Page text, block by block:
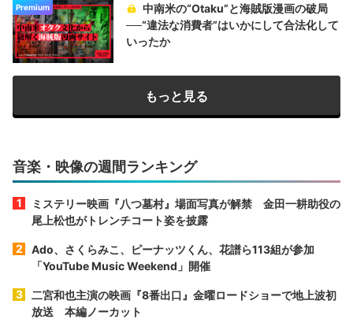
Premium
中南米の“Otaku”と海賊版漫画の破局
──“違法な消費者”はいかにして合法化して
いったか
もっと見る
音楽・映像の週間ランキング
ミステリー映画『八つ墓村』場面写真が解禁 金田一耕助役の
尾上松也がトレンチコート姿を披露
Ado、さくらみこ、ピーナッツくん、花譜ら113組が参加
「YouTube Music Weekend」開催
二宮和也主演の映画『8番出口』金曜ロードショーで地上波初
放送 本編ノーカット